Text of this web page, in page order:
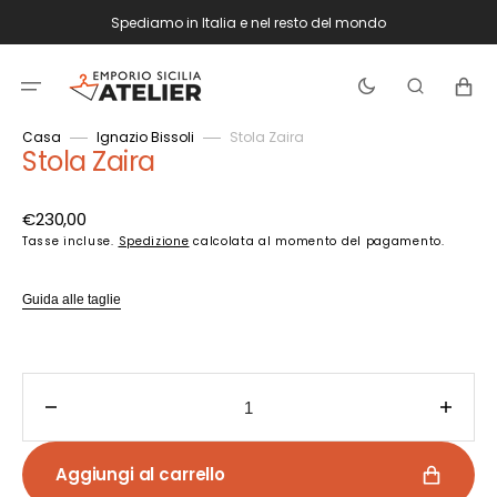
direttamente
ai
contenuti
Spediamo in Italia e nel resto del mondo
Carrello
Casa Ignazio Bissoli Stola Zaira
Stola Zaira
Prezzo
di
€230,00
Tasse incluse. Spedizione calcolata al momento del pagamento.
Guida alle taglie
quantità
per
Stola
per
Stola
Aggiungi al carrello